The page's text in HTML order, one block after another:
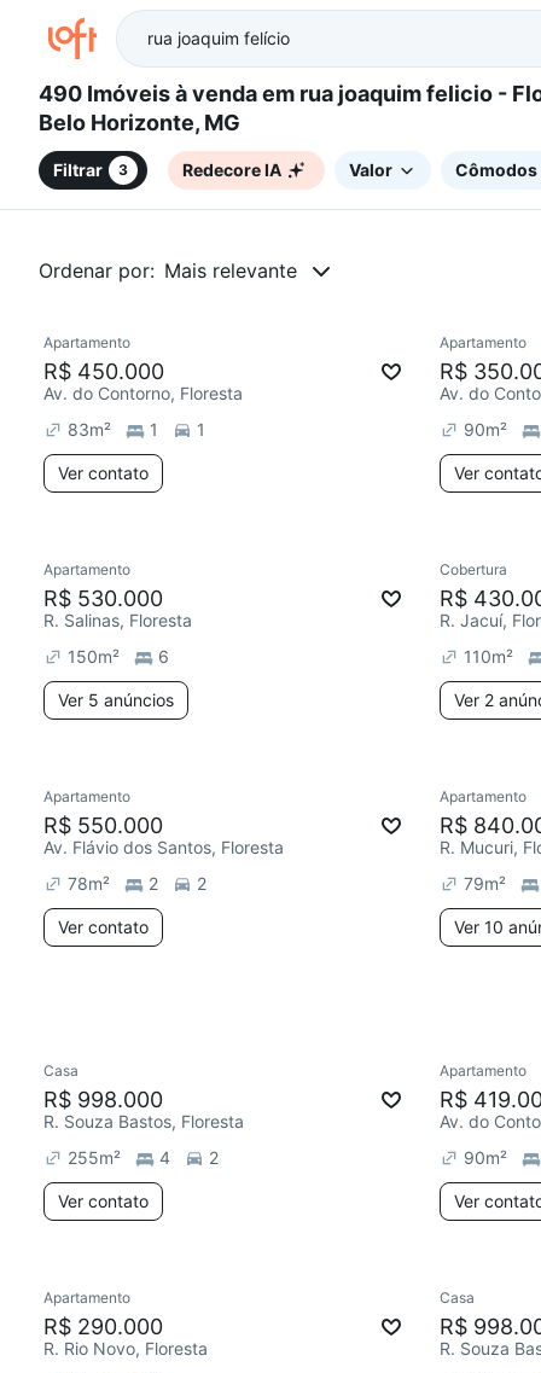
490 Imóveis à venda em rua joaquim felicio - Floresta,
Belo Horizonte, MG
Filtrar 3 Redecore IA Valor Cômodos
Ordenar por: Mais relevante
Redecorar
Apartamento
R$ 450.000
Av. do Contorno, Floresta
83m² 1 1
Ver contato
Apartamento
R$
Av. do
90m²
Ver
Redecorar
Apartamento
R$ 530.000
R. Salinas, Floresta
150m² 6
Ver 5 anúncios
Chegou
Cobertura
R$
R. Jacuí,
110m²
Ver 2
Redecorar
Apartamento
R$ 550.000
Av. Flávio dos Santos, Floresta
78m² 2 2
Ver contato
Apartamento
R$
R. Mucuri,
79m²
Ver 10
Casa
R$ 998.000
R. Souza Bastos, Floresta
255m² 4 2
Ver contato
Apartamento
R$
Av. do
90m²
Ver
Apartamento
R$ 290.000
R. Rio Novo, Floresta
Casa
R$
R. Souza